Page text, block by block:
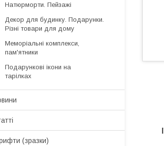
Натюрморти. Пейзажі
Декор для будинку. Подарунки.
Різні товари для дому
Меморіальні комплекси,
пам'ятники
Подарункові ікони на
тарілках
(зразки)